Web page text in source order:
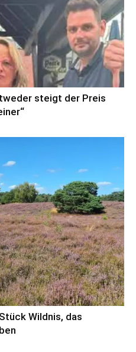
steigt der Preis
Wildnis, das